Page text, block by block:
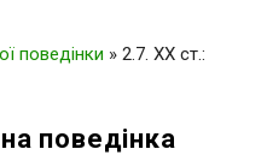
поведінки » 2.7. XX ст.:
поведінка